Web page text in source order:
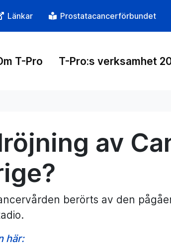
Länkar Prostatacancerförbundet
T-Pro T-Pro:s verksamhet
av
berörts av den
här: